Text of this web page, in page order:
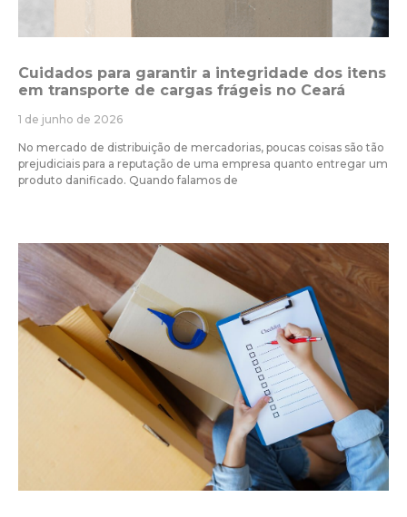
Cuidados para garantir a integridade dos itens
em transporte de cargas frágeis no Ceará
1 de junho de 2026
No mercado de distribuição de mercadorias, poucas coisas são tão
prejudiciais para a reputação de uma empresa quanto entregar um
produto danificado. Quando falamos de